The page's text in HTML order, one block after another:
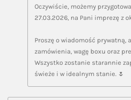
Oczywiście, możemy
27.03.2026, na Pani imprezę z
Proszę o wiadomość prywatną,
zamówienia, wagę boxu oraz
Wszystko zostanie starannie
świeże i w idealnym stanie. 🌷